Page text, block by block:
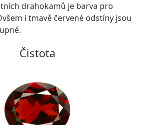
drahokamů je barva pro
i tmavě červené odstíny jsou
Čistota